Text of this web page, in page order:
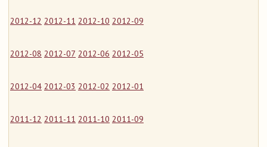
2012-12 2012-11 2012-10 2012-09
2012-08 2012-07 2012-06 2012-05
2012-04 2012-03 2012-02 2012-01
2011-12 2011-11 2011-10 2011-09